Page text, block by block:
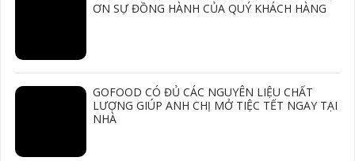
ƠN SỰ ĐỒNG HÀNH CỦA QUÝ KHÁCH HÀNG
GOFOOD CÓ ĐỦ CÁC NGUYÊN LIỆU CHẤT
LƯỢNG GIÚP ANH CHỊ MỞ TIỆC TẾT NGAY TẠI
NHÀ